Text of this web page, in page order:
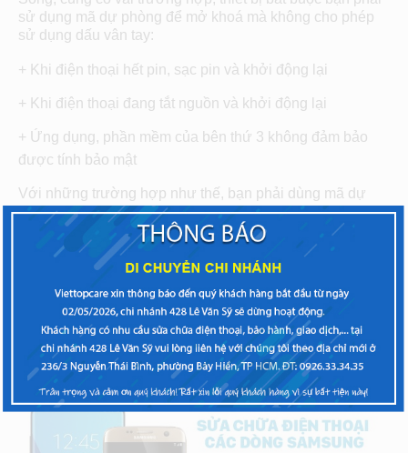
sử dụng mã dự phòng để mở khoá mà không cho phép
sử dụng dấu vân tay:
+ Khi điện thoại hết pin, sạc pin và khởi động lại
+ Khi điện thoại đang tắt nguồn và khởi động lại
+ Ứng dụng, phần mềm của bên thứ 3 không đảm bảo
được tính bảo mật
Với những trường hợp như thế, bạn phải dùng mã dự
phòng để mở khoá. Và một lời khuyên dành cho bạn là
đừng nên sử dụng những ứng dụng của bên thứ 3 về
mở-khoá nhanh màn hình hay bảo mật, vì trên thực tế nó
chẳng bảo mật tí nào. Nếu như bạn đã lỡ cài đặt những
ứng dụng đó thì hãy nhanh chóng gỡ bỏ nhé.
Sửa chữa điện thoại Samsung Galaxy J7
Primekhông nhận dấu vân tay tại Viettopcare